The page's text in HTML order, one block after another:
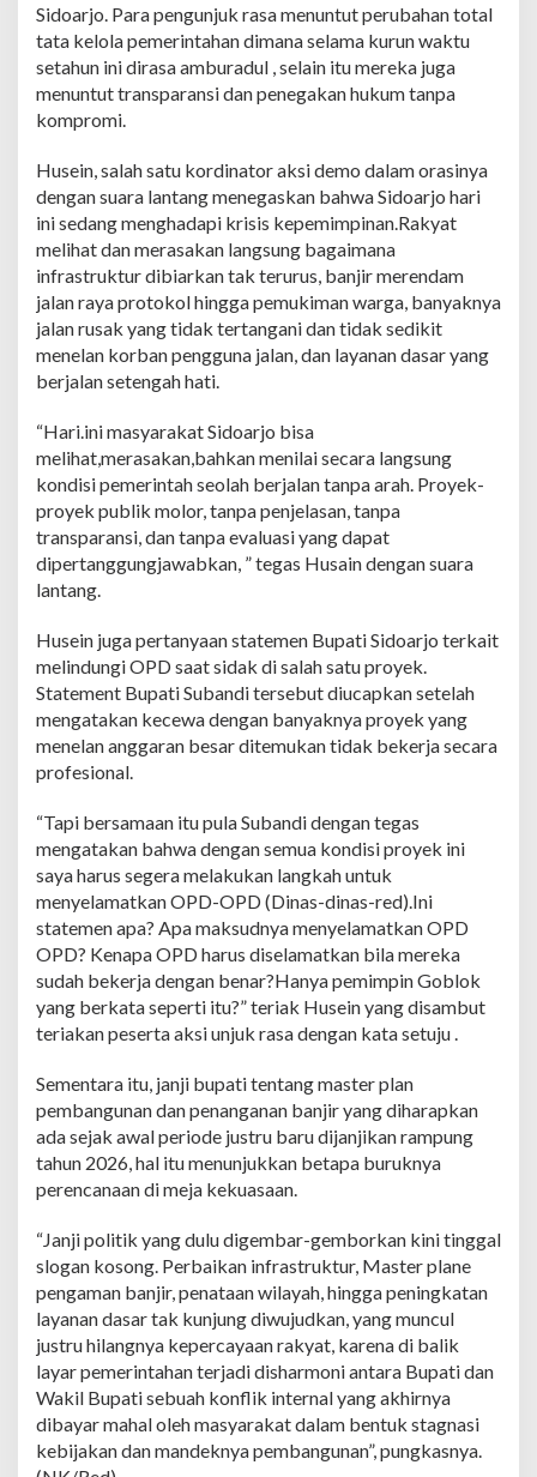
Sidoarjo. Para pengunjuk rasa menuntut perubahan total
tata kelola pemerintahan dimana selama kurun waktu
setahun ini dirasa amburadul , selain itu mereka juga
menuntut transparansi dan penegakan hukum tanpa
kompromi.
Husein, salah satu kordinator aksi demo dalam orasinya
dengan suara lantang menegaskan bahwa Sidoarjo hari
ini sedang menghadapi krisis kepemimpinan.Rakyat
melihat dan merasakan langsung bagaimana
infrastruktur dibiarkan tak terurus, banjir merendam
jalan raya protokol hingga pemukiman warga, banyaknya
jalan rusak yang tidak tertangani dan tidak sedikit
menelan korban pengguna jalan, dan layanan dasar yang
berjalan setengah hati.
“Hari.ini masyarakat Sidoarjo bisa
melihat,merasakan,bahkan menilai secara langsung
kondisi pemerintah seolah berjalan tanpa arah. Proyek-
proyek publik molor, tanpa penjelasan, tanpa
transparansi, dan tanpa evaluasi yang dapat
dipertanggungjawabkan, ” tegas Husain dengan suara
lantang.
Husein juga pertanyaan statemen Bupati Sidoarjo terkait
melindungi OPD saat sidak di salah satu proyek.
Statement Bupati Subandi tersebut diucapkan setelah
mengatakan kecewa dengan banyaknya proyek yang
menelan anggaran besar ditemukan tidak bekerja secara
profesional.
“Tapi bersamaan itu pula Subandi dengan tegas
mengatakan bahwa dengan semua kondisi proyek ini
saya harus segera melakukan langkah untuk
menyelamatkan OPD-OPD (Dinas-dinas-red).Ini
statemen apa? Apa maksudnya menyelamatkan OPD
OPD? Kenapa OPD harus diselamatkan bila mereka
sudah bekerja dengan benar?Hanya pemimpin Goblok
yang berkata seperti itu?” teriak Husein yang disambut
teriakan peserta aksi unjuk rasa dengan kata setuju .
Sementara itu, janji bupati tentang master plan
pembangunan dan penanganan banjir yang diharapkan
ada sejak awal periode justru baru dijanjikan rampung
tahun 2026, hal itu menunjukkan betapa buruknya
perencanaan di meja kekuasaan.
“Janji politik yang dulu digembar-gemborkan kini tinggal
slogan kosong. Perbaikan infrastruktur, Master plane
pengaman banjir, penataan wilayah, hingga peningkatan
layanan dasar tak kunjung diwujudkan, yang muncul
justru hilangnya kepercayaan rakyat, karena di balik
layar pemerintahan terjadi disharmoni antara Bupati dan
Wakil Bupati sebuah konflik internal yang akhirnya
dibayar mahal oleh masyarakat dalam bentuk stagnasi
kebijakan dan mandeknya pembangunan”, pungkasnya.